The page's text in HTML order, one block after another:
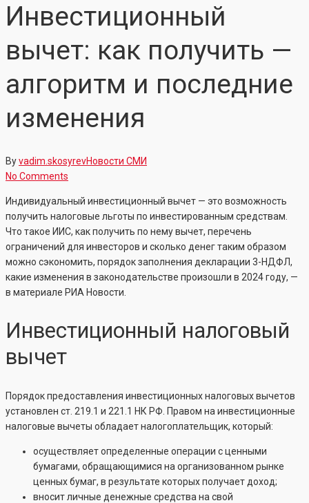
Инвестиционный
вычет: как получить —
алгоритм и последние
изменения
Byvadim.skosyrevНовости СМИ
No Comments
Индивидуальный инвестиционный вычет — это возможность
получить налоговые льготы по инвестированным средствам.
Что такое ИИС, как получить по нему вычет, перечень
ограничений для инвесторов и сколько денег таким образом
можно сэкономить, порядок заполнения декларации 3-НДФЛ,
какие изменения в законодательстве произошли в 2024 году, —
в материале РИА Новости.
Инвестиционный налоговый
вычет
Порядок предоставления инвестиционных налоговых вычетов
установлен ст. 219.1 и 221.1 НК РФ. Правом на инвестиционные
налоговые вычеты обладает налогоплательщик, который:
осуществляет определенные операции с ценными
бумагами, обращающимися на организованном рынке
ценных бумаг, в результате которых получает доход;
вносит личные денежные средства на свой